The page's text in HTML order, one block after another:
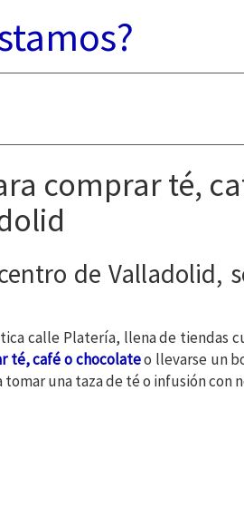
comprar té,
de Valladolid,
calle Platería, llena de tiendas
té, café o chocolateo llevarse un
una taza de té o infusión con